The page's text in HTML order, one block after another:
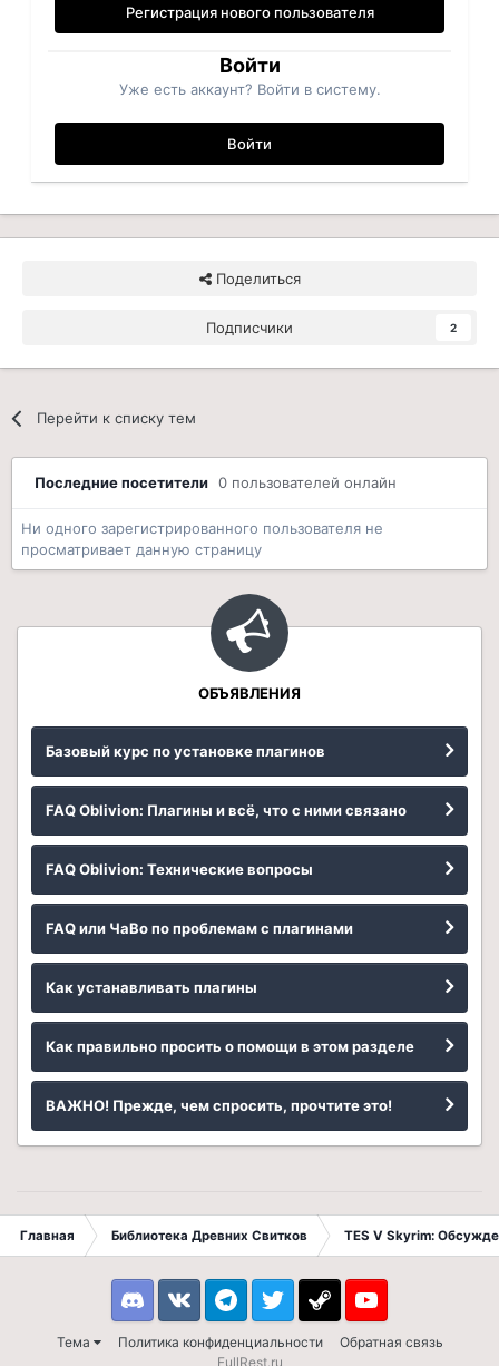
Регистрация нового пользователя
Войти
Уже есть аккаунт? Войти в систему.
Войти
Поделиться
Подписчики 2
Перейти к списку тем
Последние посетители 0 пользователей онлайн
Ни одного зарегистрированного пользователя не
просматривает данную страницу
ОБЪЯВЛЕНИЯ
Базовый курс по установке плагинов
FAQ Oblivion: Плагины и всё, что с ними связано
FAQ Oblivion: Технические вопросы
FAQ или ЧаВо по проблемам с плагинами
Как устанавливать плагины
Как правильно просить о помощи в этом разделе
ВАЖНО! Прежде, чем спросить, прочтите это!
Главная Библиотека Древних Свитков TES V Skyrim:
Тема Политика конфиденциальности Обратная связь
DiscordVK TelegramTwitter Steam Youtube
FullRest.ru